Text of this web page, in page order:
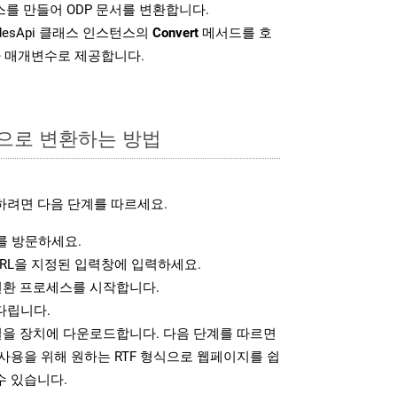
를 만들어 ODP 문서를 변환합니다.
클래스 인스턴스의 Convert 메서드를 호
개변수로 제공합니다.
로 변환하는 방법
려면 다음 단계를 따르세요.
방문하세요.
을 지정된 입력창에 입력하세요.
프로세스를 시작합니다.
립니다.
장치에 다운로드합니다. 다음 단계를 따르면
용을 위해 원하는 RTF 형식으로 웹페이지를 쉽
있습니다.